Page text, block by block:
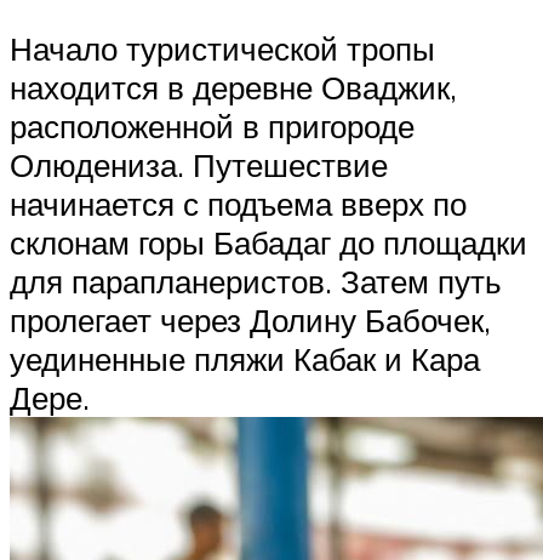
Начало туристической тропы
находится в деревне Оваджик,
расположенной в пригороде
Олюдениза. Путешествие
начинается с подъема вверх по
склонам горы Бабадаг до площадки
для парапланеристов. Затем путь
пролегает через Долину Бабочек,
уединенные пляжи Кабак и Кара
Дере.